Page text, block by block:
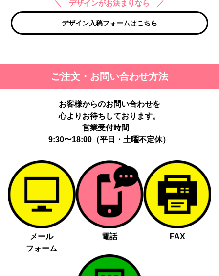
＼ デザインがお決まりなら ／
デザイン入稿フォームはこちら
ご注文・お問い合わせ方法
お客様からのお問い合わせを
心よりお待ちしております。
営業受付時間
9:30〜18:00（平日・土曜不定休）
メール
フォーム
電話 FAX